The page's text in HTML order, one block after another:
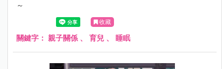
～
收藏
關鍵字： 親子關係 、 育兒 、 睡眠